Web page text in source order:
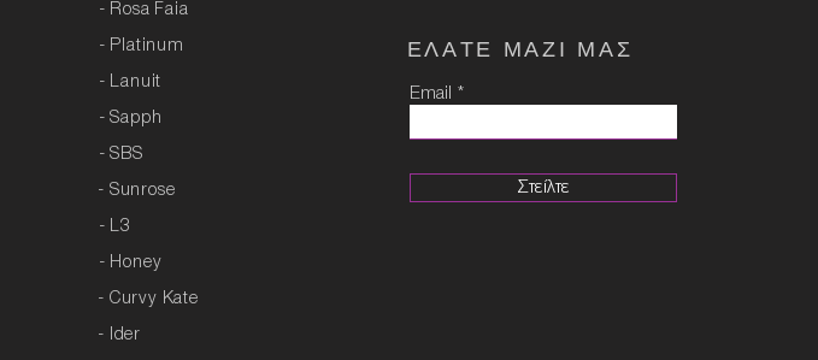
- Rosa Faia
- Platinum
- Lanuit
-Sapph
-SBS
- Sunrose
- L3
- Honey
- Curvy Kate
- Ider
ΕΛΑTE ΜΑΖΙ ΜΑΣ
Email
Στείλτε